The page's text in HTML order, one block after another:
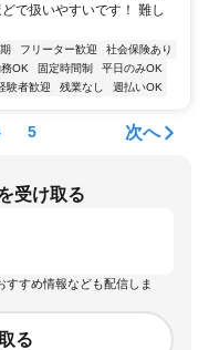
で扱いやすいです！ 難し
フリーター歓迎
社会保険あり
OK 固定時間制
平日のみOK
験者歓迎 残業なし 週払いOK
5 次へ
受け取る
すすめ情報なども配信しま
る